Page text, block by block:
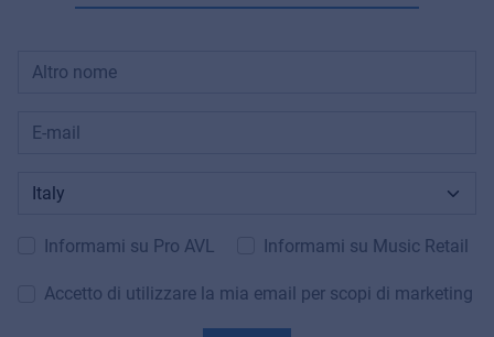
Informami su Pro AVL Informami su Music Retail
Accetto di utilizzare la mia email per scopi di marketing